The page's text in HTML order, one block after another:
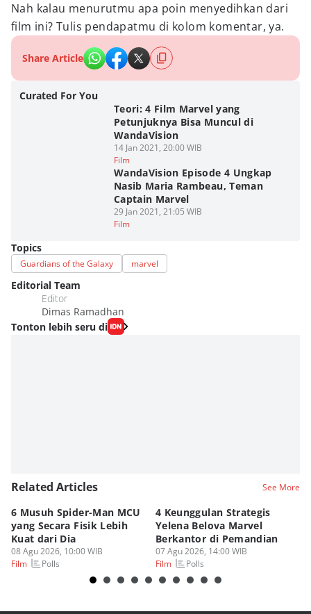
Nah kalau menurutmu apa poin menyedihkan dari
film ini? Tulis pendapatmu di kolom komentar, ya.
Share Article
Curated For You
Teori: 4 Film Marvel yang
Petunjuknya Bisa Muncul di
WandaVision
14 Jan 2021, 20:00 WIB
Film
WandaVision Episode 4 Ungkap
Nasib Maria Rambeau, Teman
Captain Marvel
29 Jan 2021, 21:05 WIB
Film
Topics
Guardians of the Galaxy marvel
Editorial Team
Editor
Dimas Ramadhan
Tonton lebih seru di
Related Articles See More
6 Musuh Spider-Man MCU
yang Secara Fisik Lebih
Kuat dari Dia
08 Agu 2026, 10:00 WIB
Film
Polls
4 Keunggulan Strategis
Yelena Belova Marvel
Berkantor di Pemandian
07 Agu 2026, 14:00 WIB
Film
Polls